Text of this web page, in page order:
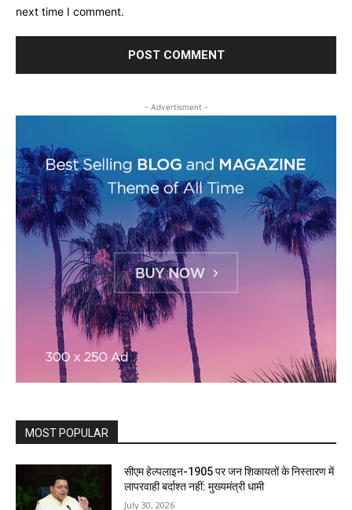
next time I comment.
- Advertisment -
MOST POPULAR
सीएम हेल्पलाइन-1905 पर जन शिकायतों के निस्तारण में
लापरवाही बर्दाश्त नहीं: मुख्यमंत्री धामी
July 30, 2026